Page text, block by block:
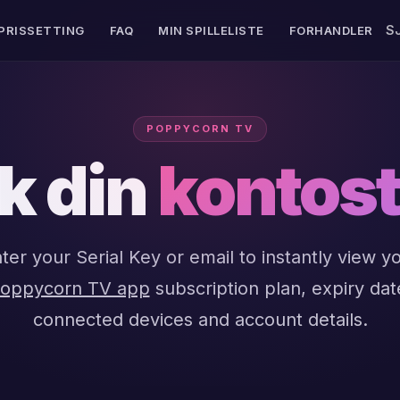
FAQ MIN SPILLELISTE FORHANDLER
POPPYCORN TV
din
your Serial Key or email to instantly view
TV app subscription plan, expiry
connected devices and account details.